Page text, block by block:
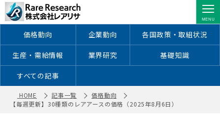
【毎週更新】30種類のレアアースの価
格（2025年8月6日） ｜ 株式会社レア
リサ価格動向 企業動向 各国政策・取組状況
生産・需給情報 業界研究 基礎知識
すべての記事
HOME 記事一覧
価格動向
【毎週更新】30種類のレアアースの価格（2025年8月6日）